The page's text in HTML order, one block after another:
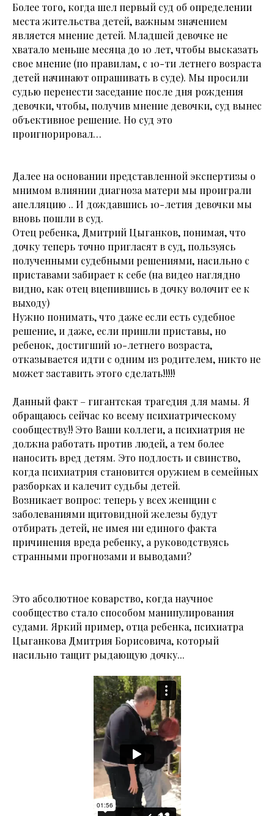
Более того, когда шел первый суд об определении
места жительства детей, важным значением
является мнение детей. Младшей девочке не
хватало меньше месяца до 10 лет, чтобы высказать
свое мнение (по правилам, с 10-ти летнего возраста
детей начинают опрашивать в суде). Мы просили
судью перенести заседание после дня рождения
девочки, чтобы, получив мнение девочки, суд вынес
объективное решение. Но суд это
проигнорировал…
Далее на основании представленной экспертизы о
мнимом влиянии диагноза матери мы проиграли
апелляцию .. И дождавшись 10-летия девочки мы
вновь пошли в суд.
Отец ребенка, Дмитрий Цыганков, понимая, что
дочку теперь точно пригласят в суд, пользуясь
полученными судебными решениями, насильно с
приставами забирает к себе (на видео наглядно
видно, как отец вцепившись в дочку волочит ее к
выходу)
Нужно понимать, что даже если есть судебное
решение, и даже, если пришли приставы, но
ребенок, достигший 10-летнего возраста,
отказывается идти с одним из родителем, никто не
может заставить этого сделать!!!!!
Данный факт – гигантская трагедия для мамы. Я
обращаюсь сейчас ко всему психиатрическому
сообществу!! Это Ваши коллеги, а психиатрия не
должна работать против людей, а тем более
наносить вред детям. Это подлость и свинство,
когда психиатрия становится оружием в семейных
разборках и калечит судьбы детей.
Возникает вопрос: теперь у всех женщин с
заболеваниями щитовидной железы будут
отбирать детей, не имея ни единого факта
причинения вреда ребенку, а руководствуясь
странными прогнозами и выводами?
Это абсолютное коварство, когда научное
сообщество стало способом манипулирования
судами. Яркий пример, отца ребенка, психиатра
Цыганкова Дмитрия Борисовича, который
насильно тащит рыдающую дочку...